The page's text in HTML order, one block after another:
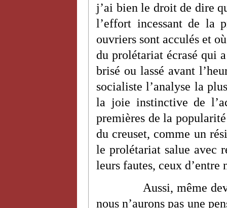
j’ai bien le droit de dire
l’effort incessant de la
ouvriers sont acculés et
du prolétariat écrasé qui
brisé ou lassé avant
socialiste l’analyse la
la joie instinctive de
premières de la
du creuset, comme un
le prolétariat salue avec
leurs fautes, ceux d’entre
Aussi, même
nous n’aurons pas une